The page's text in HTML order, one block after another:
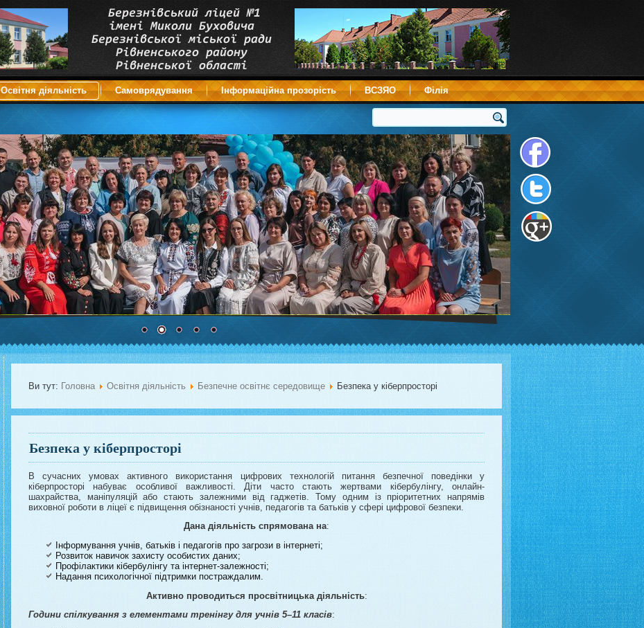
Освітня діяльність Самоврядування Інформаційна прозорість ВСЗЯО Філія
Ви тут: Головна Освітня діяльність Безпечне освітнє середовище Безпека у кіберпросторі
Безпека у кіберпросторі
В сучасних умовах активного використання цифрових технологій питання безпечної поведінки у
кіберпросторі набуває особливої важливості. Діти часто стають жертвами кібербулінгу, онлайн-
шахрайства, маніпуляцій або стають залежними від гаджетів. Тому одним із пріоритетних напрямів
виховної роботи в ліцеї є підвищення обізнаності учнів, педагогів та батьків у сфері цифрової безпеки.
Дана діяльність спрямована на:
Інформування учнів, батьків і педагогів про загрози в інтернеті;
Розвиток навичок захисту особистих даних;
Профілактики кібербулінгу та інтернет-залежності;
Надання психологічної підтримки постраждалим.
Активно проводиться просвітницька діяльність:
Години спілкування з елементами тренінгу для учнів 5–11 класів: